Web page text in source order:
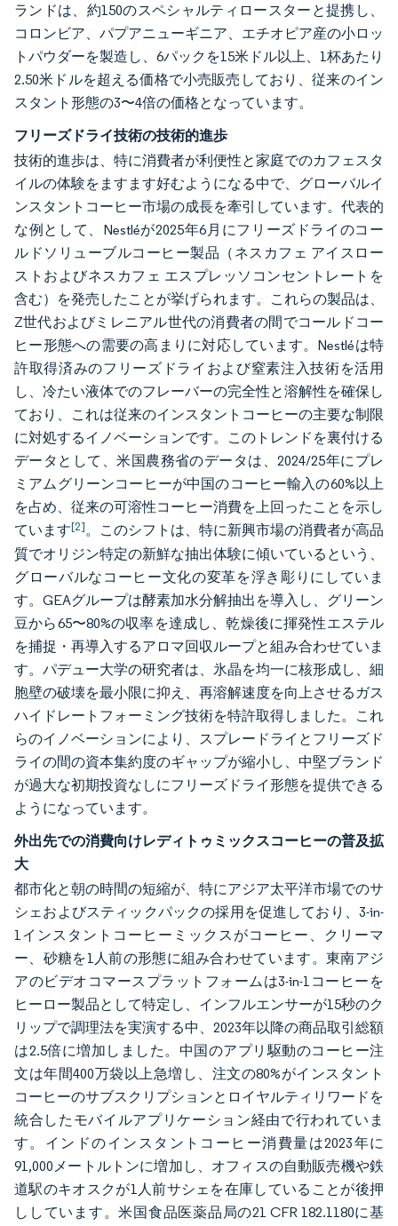
ランドは、約150のスペシャルティロースターと提携し、
コロンビア、パプアニューギニア、エチオピア産の小ロッ
トパウダーを製造し、6パックを15米ドル以上、1杯あたり
2.50米ドルを超える価格で小売販売しており、従来のイン
スタント形態の3〜4倍の価格となっています。
フリーズドライ技術の技術的進歩
技術的進歩は、特に消費者が利便性と家庭でのカフェスタ
イルの体験をますます好むようになる中で、グローバルイ
ンスタントコーヒー市場の成長を牽引しています。代表的
な例として、Nestléが2025年6月にフリーズドライのコー
ルドソリューブルコーヒー製品（ネスカフェ アイスロー
ストおよびネスカフェ エスプレッソコンセントレートを
含む）を発売したことが挙げられます。これらの製品は、
Z世代およびミレニアル世代の消費者の間でコールドコー
ヒー形態への需要の高まりに対応しています。Nestléは特
許取得済みのフリーズドライおよび窒素注入技術を活用
し、冷たい液体でのフレーバーの完全性と溶解性を確保し
ており、これは従来のインスタントコーヒーの主要な制限
に対処するイノベーションです。このトレンドを裏付ける
データとして、米国農務省のデータは、2024/25年にプレ
ミアムグリーンコーヒーが中国のコーヒー輸入の60%以上
を占め、従来の可溶性コーヒー消費を上回ったことを示し
ています[2]。このシフトは、特に新興市場の消費者が高品
質でオリジン特定の新鮮な抽出体験に傾いているという、
グローバルなコーヒー文化の変革を浮き彫りにしていま
す。GEAグループは酵素加水分解抽出を導入し、グリーン
豆から65〜80%の収率を達成し、乾燥後に揮発性エステル
を捕捉・再導入するアロマ回収ループと組み合わせていま
す。パデュー大学の研究者は、氷晶を均一に核形成し、細
胞壁の破壊を最小限に抑え、再溶解速度を向上させるガス
ハイドレートフォーミング技術を特許取得しました。これ
らのイノベーションにより、スプレードライとフリーズド
ライの間の資本集約度のギャップが縮小し、中堅ブランド
が過大な初期投資なしにフリーズドライ形態を提供できる
ようになっています。
外出先での消費向けレディトゥミックスコーヒーの普及拡
大
都市化と朝の時間の短縮が、特にアジア太平洋市場でのサ
シェおよびスティックパックの採用を促進しており、3-in-
1インスタントコーヒーミックスがコーヒー、クリーマ
ー、砂糖を1人前の形態に組み合わせています。東南アジ
アのビデオコマースプラットフォームは3-in-1コーヒーを
ヒーロー製品として特定し、インフルエンサーが15秒のク
リップで調理法を実演する中、2023年以降の商品取引総額
は2.5倍に増加しました。中国のアプリ駆動のコーヒー注
文は年間400万袋以上急増し、注文の80%がインスタント
コーヒーのサブスクリプションとロイヤルティリワードを
統合したモバイルアプリケーション経由で行われていま
す。インドのインスタントコーヒー消費量は2023年に
91,000メートルトンに増加し、オフィスの自動販売機や鉄
道駅のキオスクが1人前サシェを在庫していることが後押
ししています。米国食品医薬品局の21 CFR 182.1180に基